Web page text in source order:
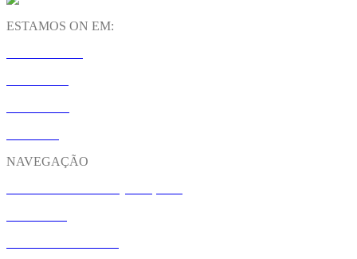
ESTAMOS ON EM:
NAVEGAÇÃO